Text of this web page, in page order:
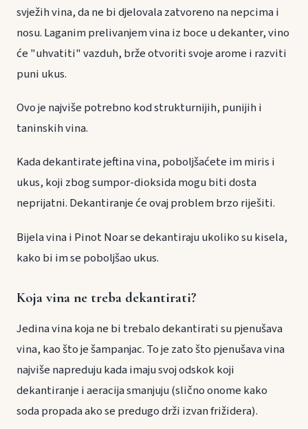
svježih vina, da ne bi djelovala zatvoreno na nepcima i
nosu. Laganim prelivanjem vina iz boce u dekanter, vino
će "uhvatiti" vazduh, brže otvoriti svoje arome i razviti
puni ukus.
Ovo je najviše potrebno kod strukturnijih, punijih i
taninskih vina.
Kada dekantirate jeftina vina, poboljšaćete im miris i
ukus, koji zbog sumpor-dioksida mogu biti dosta
neprijatni. Dekantiranje će ovaj problem brzo riješiti.
Bijela vina i Pinot Noar se dekantiraju ukoliko su kisela,
kako bi im se poboljšao ukus.
Koja vina ne treba dekantirati?
Jedina vina koja ne bi trebalo dekantirati su pjenušava
vina, kao što je šampanjac. To je zato što pjenušava vina
najviše napreduju kada imaju svoj odskok koji
dekantiranje i aeracija smanjuju (slično onome kako
soda propada ako se predugo drži izvan frižidera).